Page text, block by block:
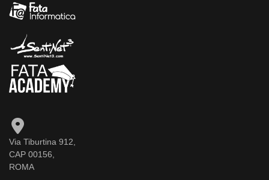
Via Tiburtina 912,
CAP 00156,
ROMA